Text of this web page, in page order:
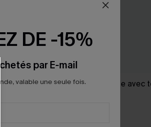
V Bikini imprimé mixte avec
DE -15%
par E-mail
valable une seule fois.